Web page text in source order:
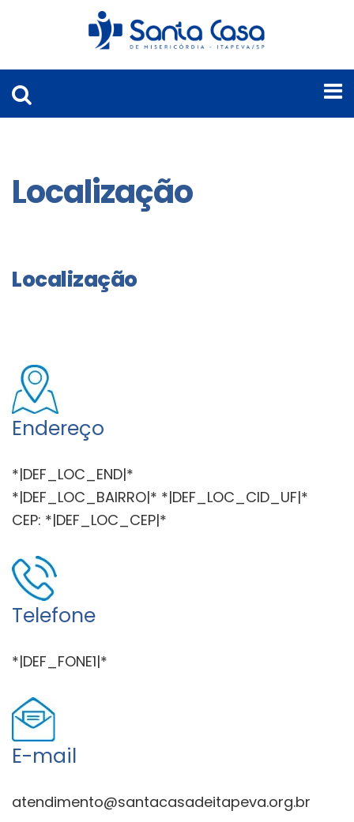
Localização
Localização
Endereço
*|DEF_LOC_END|*
*|DEF_LOC_BAIRRO|* *|DEF_LOC_CID_UF|*
CEP: *|DEF_LOC_CEP|*
Telefone
*|DEF_FONE1|*
E-mail
atendimento@santacasadeitapeva.org.br